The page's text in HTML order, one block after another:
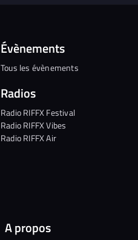
Évènements
Tous les évènements
Radios
Radio RIFFX Festival
Radio RIFFX Vibes
Radio RIFFX Air
A propos